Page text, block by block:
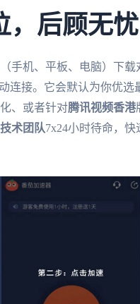
，后顾无忧
手机、平板、电脑）下载
连接。它会默认为你优
、或者针对腾讯视频香港
术团队7x24小时待命，